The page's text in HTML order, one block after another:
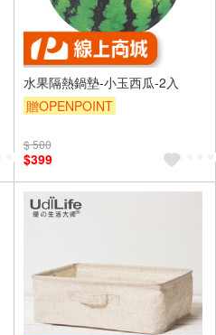
水果隔熱鍋墊-小玉西瓜-2入
贈OPENPOINT
$ 500
$399